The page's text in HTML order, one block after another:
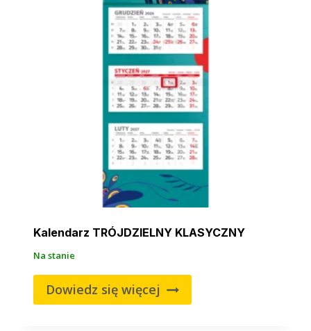
Kalendarz TRÓJDZIELNY KLASYCZNY
Na stanie
Dowiedz się więcej